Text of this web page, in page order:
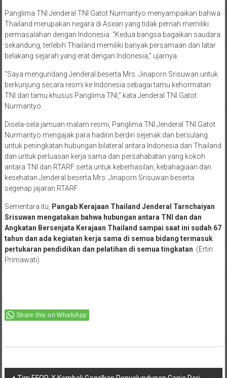
Panglima TNI Jenderal TNI Gatot Nurmantyo menyampaikan bahwa
Thailand merupakan negara di Asean yang tidak pernah memiliki
permasalahan dengan Indonesia. “Kedua bangsa bagaikan saudara
sekandung, terlebih Thailand memiliki banyak persamaan dan latar
belakang sejarah yang erat dengan Indonesia,” ujarnya.
“Saya mengundang Jenderal beserta Mrs. Jinaporn Srisuwan untuk
berkunjung secara resmi ke Indonesia sebagai tamu kehormatan
TNI dan tamu khusus Panglima TNI,” kata Jenderal TNI Gatot
Nurmantyo.
Disela-sela jamuan malam resmi, Panglima TNI Jenderal TNI Gatot
Nurmantyo mengajak para hadirin berdiri sejenak dan bersulang
untuk peningkatan hubungan bilateral antara Indonesia dan Thailand
dan untuk perluasan kerja sama dan persahabatan yang kokoh
antara TNI dan RTARF serta untuk keberhasilan, kebahagiaan dan
kesehatan Jenderal beserta Mrs. Jinaporn Srisuwan beserta
segenap jajaran RTARF.
Sementara itu, Pangab Kerajaan Thailand Jenderal Tarnchaiyan
Srisuwan mengatakan bahwa hubungan antara TNI dan dan
Angkatan Bersenjata Kerajaan Thailand sampai saat ini sudah 67
tahun dan ada kegiatan kerja sama di semua bidang termasuk
pertukaran pendidikan dan pelatihan di semua tingkatan. (Ertin
Primawati)
Share this on WhatsApp